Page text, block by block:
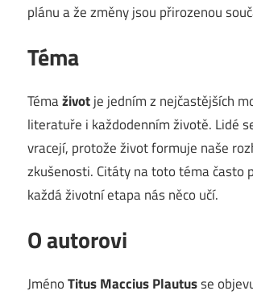
plánu a že změny jsou přirozenou
Téma
Témaživotje jedním z nejčastějších
literatuře i každodenním životě. Lidé
vracejí, protože život formuje naše
zkušenosti. Citáty na toto téma často
každá životní etapa nás něco učí.
O autorovi
JménoTitus Maccius Plautusse